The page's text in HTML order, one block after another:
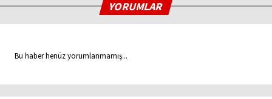
YORUMLAR
Bu haber henüz yorumlanmamış...